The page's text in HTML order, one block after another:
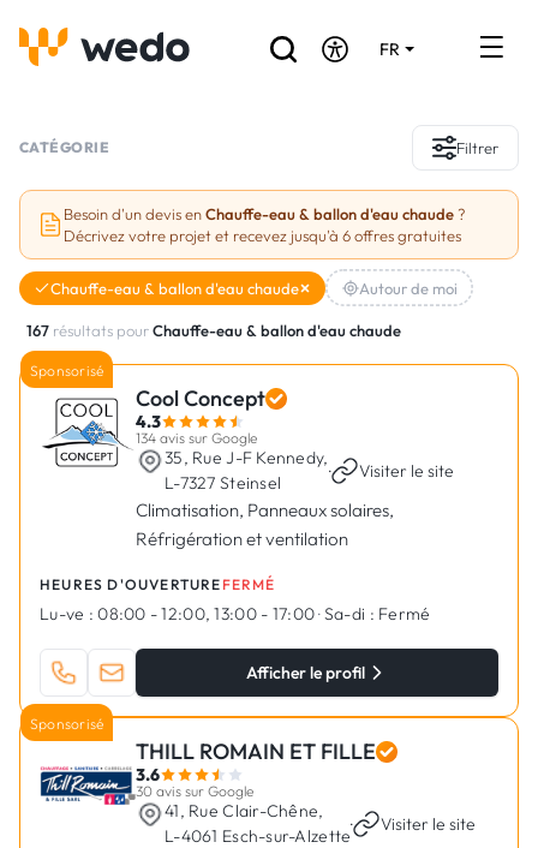
FR
Réalisations
Aides et subventions
Offres d'emploi
Vous êtes un Artisan ?
CATÉGORIE Filtrer
Besoin d'un devis enChauffe-eau & ballon d'eau chaude ?
Décrivez votre projet et recevez jusqu'à 6 offres gratuites
Chauffe-eau & ballon d'eau chaude Autour de moi
167 résultats pourChauffe-eau & ballon d'eau chaude
Sponsorisé
Cool Concept
4.3
134 avis sur Google
35, Rue J-F Kennedy,
L-7327 Steinsel
· Visiter le site
Climatisation, Panneaux solaires,
Réfrigération et ventilation
HEURES D'OUVERTURE FERMÉ
Lu-ve : 08:00 - 12:00, 13:00 - 17:00·Sa-di : Fermé
Afficher le profil
Sponsorisé
THILL ROMAIN ET FILLE
3.6
30 avis sur Google
41, Rue Clair-Chêne,
L-4061 Esch-sur-Alzette
· Visiter le site